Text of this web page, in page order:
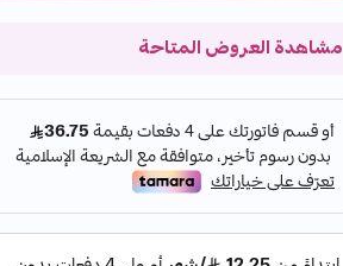
مشاهدة العروض المتاحة